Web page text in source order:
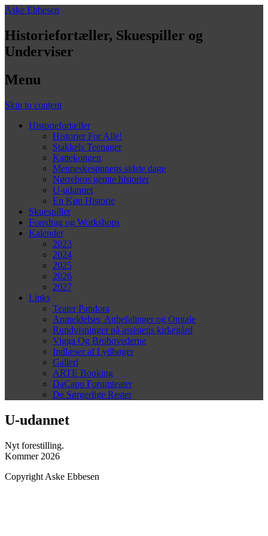
Aske Ebbesen
Historiefortæller, Skuespiller og
Underviser
Menu
Skip to content
Historiefortæller
Historier For Alle!
Stakkels Teenager
Kattekongen
Menneskesønnens sidste dage
Nørrebros gemte historier
U-udannet
En Køn Historie
Skuespiller
Foredrag og Workshops
Kalender
2023
2024
2025
2026
2027
Links
Teater Pandora
Anmeldelser, Anbefalinger og Omtale
Rundvisninger på assistens kirkegård
Vigga Og Brohovederne
Indlæser af Lydbøger
Galleri
ARTE Booking
DaCapo Forumteater
De Sørgerlige Rester
U-udannet
Nyt forestilling.
Kommer 2026
Copyright Aske Ebbesen